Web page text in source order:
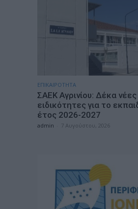
ΕΠΙΚΑΙΡΟΤΗΤΑ
ΣΑΕΚ Αγρινίου: Δέκα νέες
ειδικότητες για το
έτος 2026-2027
admin 7 Αυγούστου, 2026